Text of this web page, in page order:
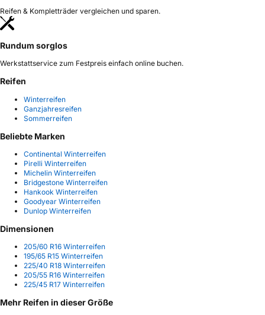
Reifen & Kompletträder vergleichen und sparen.
Rundum sorglos
Werkstattservice zum Festpreis einfach online buchen.
Reifen
Winterreifen
Ganzjahresreifen
Sommerreifen
Beliebte Marken
Continental Winterreifen
Pirelli Winterreifen
Michelin Winterreifen
Bridgestone Winterreifen
Hankook Winterreifen
Goodyear Winterreifen
Dunlop Winterreifen
Dimensionen
205/60 R16 Winterreifen
195/65 R15 Winterreifen
225/40 R18 Winterreifen
205/55 R16 Winterreifen
225/45 R17 Winterreifen
Mehr Reifen in dieser Größe